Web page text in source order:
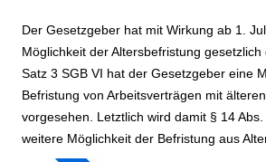
Der Gesetzgeber hat mit Wirkung ab 1.
Möglichkeit der Altersbefristung gesetzlich
Satz 3 SGB VI hat der Gesetzgeber eine
Befristung von Arbeitsverträgen mit
vorgesehen. Letztlich wird damit § 14
weitere Möglichkeit der Befristung aus